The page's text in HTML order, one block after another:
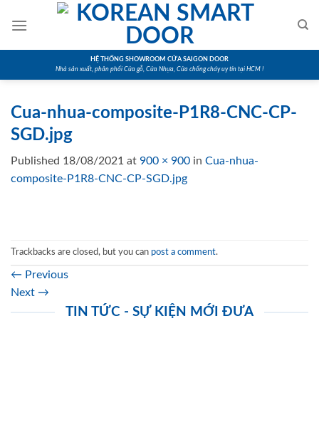
HỆ THỐNG SHOWROOM CỬA SAIGON DOOR
Nhà sản xuất, phân phối Cửa gỗ, Cửa Nhựa, Cửa chống cháy uy tín tại HCM !
Cua-nhua-composite-P1R8-CNC-CP-
SGD.jpg
Published 18/08/2021 at 900 × 900 in Cua-nhua-
composite-P1R8-CNC-CP-SGD.jpg
Trackbacks are closed, but you can post a comment.
← Previous
Next →
TIN TỨC - SỰ KIỆN MỚI ĐƯA